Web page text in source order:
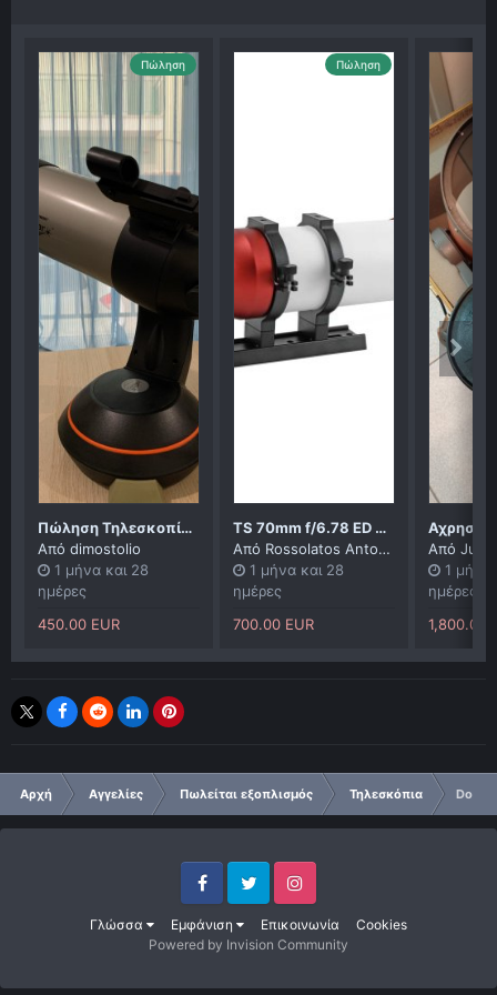
Πώληση
Πώληση Τηλεσκοπίου NexStar 4 SE CELESTRON
Από dimostolio
1 μήνα και 28
ημέρες
450.00 EUR
Πώληση
TS 70mm f/6.78 ED 4-ELEMENT FLATFIELD REFRACTOR TELESCOPE (Καινούργιο)
Από Rossolatos Antonios
1 μήνα και 28
ημέρες
700.00 EUR
Από
1 μήνα
ημέρες
1,800.00
Αρχή Αγγελίες Πωλείται εξοπλισμός Τηλεσκόπια Dob
Γλώσσα Εμφάνιση Επικοινωνία Cookies
FacebookTwitter Instagram
Powered by Invision Community